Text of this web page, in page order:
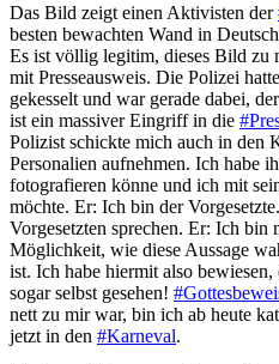
Das Bild zeigt einen Aktivisten der
besten bewachten Wand in
Es ist völlig legitim, dieses Bild zu
mit Presseausweis. Die Polizei
gekesselt und war gerade dabei,
ist ein massiver Eingriff in die
Polizist schickte mich auch in den
Personalien aufnehmen. Ich habe
fotografieren könne und ich mit
möchte. Er: Ich bin der
Vorgesetzten sprechen. Er: Ich bin
Möglichkeit, wie diese Aussage
ist. Ich habe hiermit also
sogar selbst gesehen!
nett zu mir war, bin ich ab heute
jetzt in den #Karneval.